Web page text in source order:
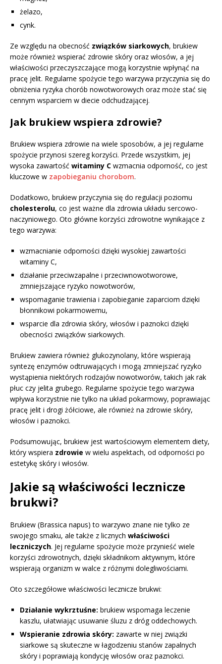
żelazo,
cynk.
Ze względu na obecność związków siarkowych, brukiew
może również wspierać zdrowie skóry oraz włosów, a jej
właściwości przeczyszczające mogą korzystnie wpłynąć na
pracę jelit. Regularne spożycie tego warzywa przyczynia się do
obniżenia ryzyka chorób nowotworowych oraz może stać się
cennym wsparciem w diecie odchudzającej.
Jak brukiew wspiera zdrowie?
Brukiew wspiera zdrowie na wiele sposobów, a jej regularne
spożycie przynosi szereg korzyści. Przede wszystkim, jej
wysoka zawartość witaminy C wzmacnia odporność, co jest
kluczowe w zapobieganiu chorobom.
Dodatkowo, brukiew przyczynia się do regulacji poziomu
cholesterolu, co jest ważne dla zdrowia układu sercowo-
naczyniowego. Oto główne korzyści zdrowotne wynikające z
tego warzywa:
wzmacnianie odporności dzięki wysokiej zawartości
witaminy C,
działanie przeciwzapalne i przeciwnowotworowe,
zmniejszające ryzyko nowotworów,
wspomaganie trawienia i zapobieganie zaparciom dzięki
błonnikowi pokarmowemu,
wsparcie dla zdrowia skóry, włosów i paznokci dzięki
obecności związków siarkowych.
Brukiew zawiera również glukozynolany, które wspierają
syntezę enzymów odtruwających i mogą zmniejszać ryzyko
wystąpienia niektórych rodzajów nowotworów, takich jak rak
płuc czy jelita grubego. Regularne spożycie tego warzywa
wpływa korzystnie nie tylko na układ pokarmowy, poprawiając
pracę jelit i drogi żółciowe, ale również na zdrowie skóry,
włosów i paznokci.
Podsumowując, brukiew jest wartościowym elementem diety,
który wspiera zdrowie w wielu aspektach, od odporności po
estetykę skóry i włosów.
Jakie są właściwości lecznicze
brukwi?
Brukiew (Brassica napus) to warzywo znane nie tylko ze
swojego smaku, ale także z licznych właściwości
leczniczych. Jej regularne spożycie może przynieść wiele
korzyści zdrowotnych, dzięki składnikom aktywnym, które
wspierają organizm w walce z różnymi dolegliwościami.
Oto szczegółowe właściwości lecznicze brukwi:
Działanie wykrztuśne: brukiew wspomaga leczenie
kaszlu, ułatwiając usuwanie śluzu z dróg oddechowych.
Wspieranie zdrowia skóry: zawarte w niej związki
siarkowe są skuteczne w łagodzeniu stanów zapalnych
skóry i poprawiają kondycję włosów oraz paznokci.